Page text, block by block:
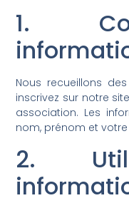
1.
Nous recueillons
inscrivez sur notre
association. Les
nom, prénom et
2.